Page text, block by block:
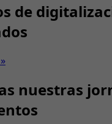
de
nuestras